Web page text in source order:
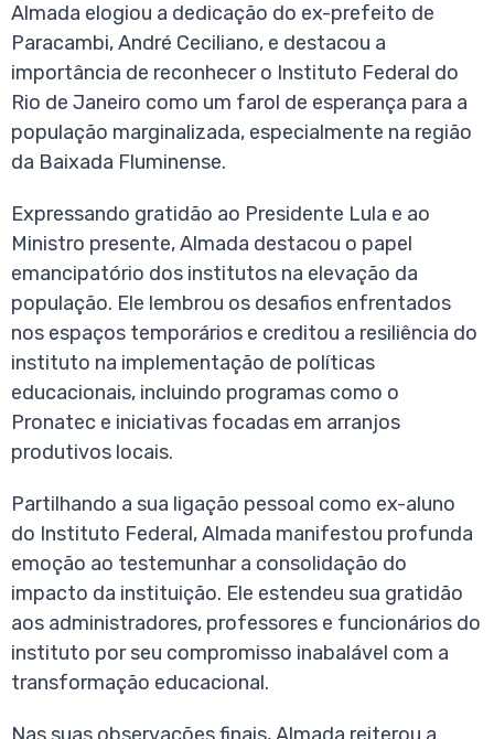
Almada elogiou a dedicação do ex-prefeito de
Paracambi, André Ceciliano, e destacou a
importância de reconhecer o Instituto Federal do
Rio de Janeiro como um farol de esperança para a
população marginalizada, especialmente na região
da Baixada Fluminense.
Expressando gratidão ao Presidente Lula e ao
Ministro presente, Almada destacou o papel
emancipatório dos institutos na elevação da
população. Ele lembrou os desafios enfrentados
nos espaços temporários e creditou a resiliência do
instituto na implementação de políticas
educacionais, incluindo programas como o
Pronatec e iniciativas focadas em arranjos
produtivos locais.
Partilhando a sua ligação pessoal como ex-aluno
do Instituto Federal, Almada manifestou profunda
emoção ao testemunhar a consolidação do
impacto da instituição. Ele estendeu sua gratidão
aos administradores, professores e funcionários do
instituto por seu compromisso inabalável com a
transformação educacional.